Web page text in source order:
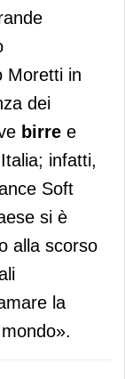
Moretti in
dei
birre e
infatti,
Soft
si è
alla scorso
la